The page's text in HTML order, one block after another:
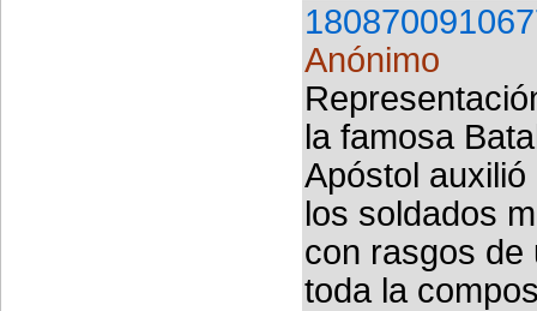
Anónimo
la famosa
Apóstol
los soldados
con rasgos de
toda la